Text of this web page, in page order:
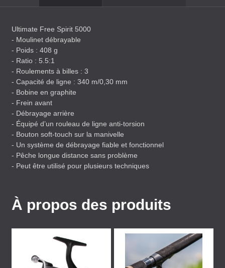
Ultimate Free Spirit 5000
- Moulinet débrayable
- Poids : 408 g
- Ratio : 5.5:1
- Roulements à billes : 3
- Capacité de ligne : 340 m/0,30 mm
- Bobine en graphite
- Frein avant
- Débrayage arrière
- Équipé d’un rouleau de ligne anti-torsion
- Bouton soft-touch sur la manivelle
- Un système de débrayage fiable et fonctionnel
- Pêche longue distance sans problème
- Peut être utilisé pour plusieurs techniques
À propos des produits